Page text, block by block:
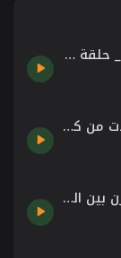
الركض تنمية _ عبدالعزيز المذكور _ حلقة 002
سلسلة كتب وروايات: شنو استفدت من كتاب قاعدة الثواني الخمس
استراتيجية المواسم لتحقيق التوازن بين العمل والحياة.